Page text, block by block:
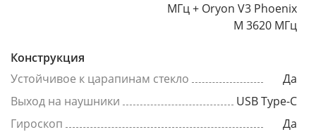
МГц + Oryon V3 Phoenix
M 3620 МГц
Конструкция
Устойчивое к царапинам стекло
Да
Выход на наушники
USB Type-C
Гироскоп
Да